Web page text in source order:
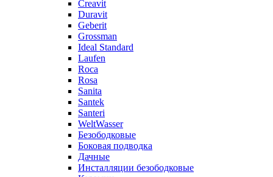
Creavit
Duravit
Geberit
Grossman
Ideal Standard
Laufen
Roca
Rosa
Sanita
Santek
Santeri
WeltWasser
Безободковые
Боковая подводка
Дачные
Инсталляции безободковые